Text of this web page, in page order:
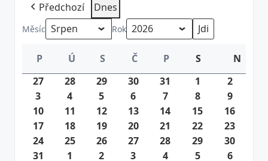
Předchozí Dnes
Měsíc Rok
P
Pondělí
Ú
Úterý
S
Středa
Č
Čtvrtek
P
Pátek
S
Sobota
N
2727.
2026
2828.
2929.
2026
3030.
2026
31 1
8.
2026
22.
8.
2026
3
8.
2026
4
8.
2026
5
8.
2026
6
8.
2026
77.
8.
2026
88.
8.
2026
99.
8.
2026
1010.
8.
2026
11
8.
2026
1212.
8.
2026
1313.
8.
2026
14 15 16
1717.
8.
1818.
8.
1919.
8.
2020.
8.
21 22 23
2424.
2525.
2626.
2727.
28 29 30
31 1 2 3 44.
55.
66.